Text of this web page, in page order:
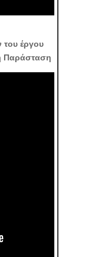
του έργου
Παράσταση